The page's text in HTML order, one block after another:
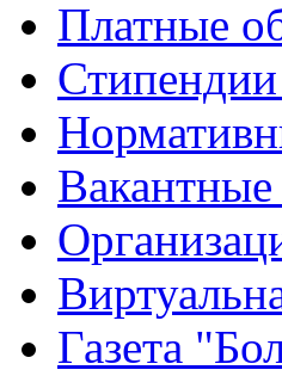
Платные
Газета